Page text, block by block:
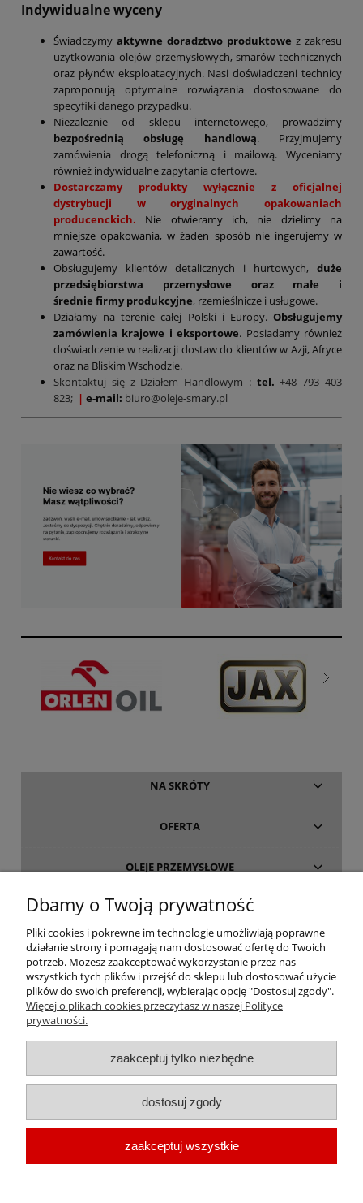
Indywidualne wyceny
Świadczymy aktywne doradztwo produktowe z zakresu
użytkowania olejów przemysłowych, smarów technicznych
oraz płynów eksploatacyjnych. Nasi doświadczeni technicy
zaproponują optymalne rozwiązania dostosowane do
specyfiki danego przypadku.
Niezależnie od sklepu internetowego, prowadzimy
bezpośrednią obsługę handlową. Przyjmujemy
zamówienia drogą telefoniczną i mailową. Wyceniamy
również indywidualne zapytania ofertowe.
Dostarczamy produkty wyłącznie z oficjalnej
dystrybucji w oryginalnych opakowaniach
producenckich. Nie otwieramy ich, nie dzielimy na
mniejsze opakowania, w żaden sposób nie ingerujemy w
zawartość.
Obsługujemy klientów detalicznych i hurtowych, duże
przedsiębiorstwa przemysłowe oraz małe i
średnie firmy produkcyjne, rzemieślnicze i usługowe.
Działamy na terenie całej Polski i Europy. Obsługujemy
zamówienia krajowe i eksportowe. Posiadamy również
doświadczenie w realizacji dostaw do klientów w Azji, Afryce
oraz na Bliskim Wschodzie.
Skontaktuj się z Działem Handlowym : tel.+48 793 403
823; | e-mail: biuro@oleje-smary.pl
NA SKRÓTY
OFERTA
OLEJE PRZEMYSŁOWE
INFORMACJE
O FIRMIE
| Platforma zakupowa środków smarnych firmy ALVESTA |
Oleje przemysłowe | Smary dla przemysłu spożywczego | Olej do sprężarek
prowadnic | Smar Fuchs | Smar Shell | Oleje Eni AGIP | Smar JAX
Dbamy o Twoją prywatność
Pliki cookies i pokrewne im technologie umożliwiają poprawne
działanie strony i pomagają nam dostosować ofertę do Twoich
potrzeb. Możesz zaakceptować wykorzystanie przez nas
wszystkich tych plików i przejść do sklepu lub dostosować użycie
plików do swoich preferencji, wybierając opcję "Dostosuj zgody".
Więcej o plikach cookies przeczytasz w naszej Polityce
prywatności.
zaakceptuj tylko niezbędne
dostosuj zgody
zaakceptuj wszystkie